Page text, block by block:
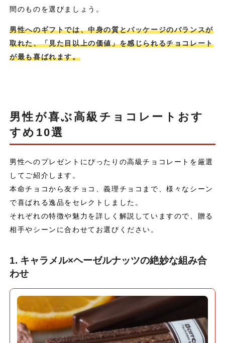
間のものを選びましょう。
男性へのギフトでは、中身の質とパッケージのバランスが
取れた、「見た目以上の価値」を感じられるチョコレート
が最も喜ばれます。
男性が喜ぶ高級チョコレートおす
すめ10選
男性へのプレゼントにぴったりの高級チョコレートを厳選
してご紹介します。
本命チョコから友チョコ、義理チョコまで、様々なシーン
で喜ばれる逸品をセレクトしました。
それぞれの特徴や魅力を詳しく解説していますので、贈る
相手やシーンに合わせてお選びください。
1. キャラメル×ヘーゼルナッツの絶妙な組み合
わせ